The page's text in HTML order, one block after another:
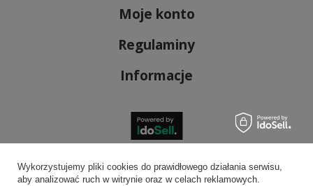
Moje konto
Regulaminy
Informacje
Bezpieczne płatności
Wykorzystujemy pliki cookies do prawidłowego działania serwisu,
aby analizować ruch w witrynie oraz w celach reklamowych.